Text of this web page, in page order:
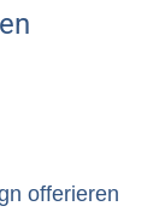
offerieren